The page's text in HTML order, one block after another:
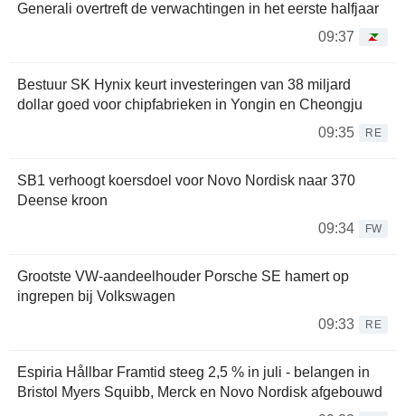
Generali overtreft de verwachtingen in het eerste halfjaar
09:37
Bestuur SK Hynix keurt investeringen van 38 miljard
dollar goed voor chipfabrieken in Yongin en Cheongju
09:35
RE
SB1 verhoogt koersdoel voor Novo Nordisk naar 370
Deense kroon
09:34
FW
Grootste VW-aandeelhouder Porsche SE hamert op
ingrepen bij Volkswagen
09:33
RE
Espiria Hållbar Framtid steeg 2,5 % in juli - belangen in
Bristol Myers Squibb, Merck en Novo Nordisk afgebouwd